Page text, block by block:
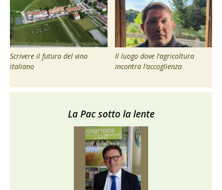
Scrivere il futuro del vino
italiano
Il luogo dove l’agricoltura
incontra l’accoglienza
La Pac sotto la lente